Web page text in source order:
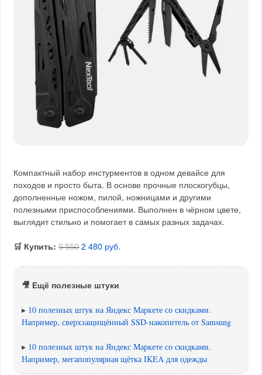
Компактный набор инстурментов в одном девайсе для
походов и просто быта. В основе прочные плоскогубцы,
дополненные ножом, пилой, ножницами и другими
полезными приспособлениями. Выполнен в чёрном цвете,
выглядит стильно и помогает в самых разных задачах.
🛒 Купить: 5 550 2 480 руб.
🎥 Ещё полезные штуки
▸ 10 полезных штук на Яндекс Маркете со скидками.
Например, сверхзащищённый SSD-накопитель от Samsung
▸ 10 полезных штук на Яндекс Маркете со скидками.
Например, мегапопулярная щётка IKEA для одежды